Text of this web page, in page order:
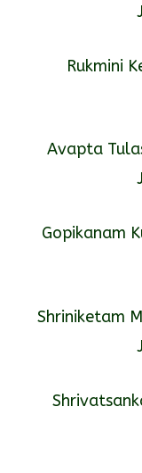
Rukmini
Avapta
Gopikanam
Shriniketam